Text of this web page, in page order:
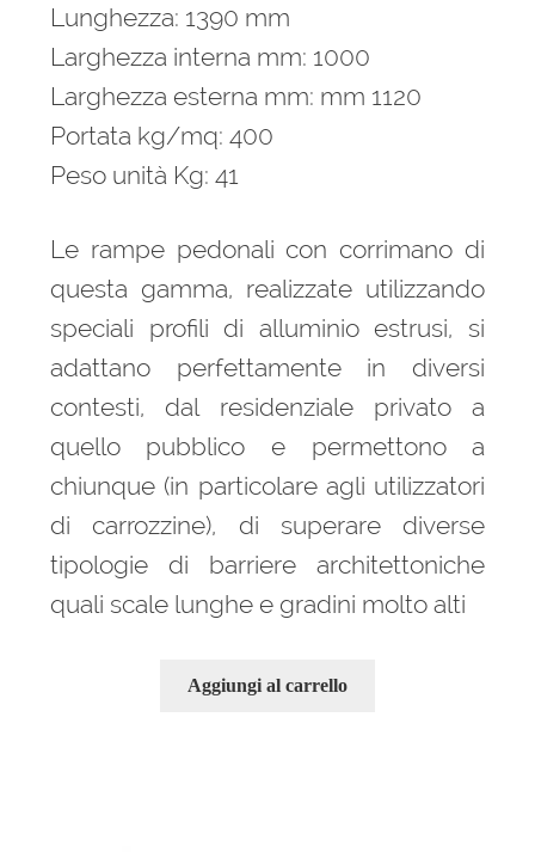
Lunghezza: 1390 mm
Larghezza interna mm: 1000
Larghezza esterna mm: mm 1120
Portata kg/mq: 400
Peso unità Kg: 41
Le rampe pedonali con corrimano di
questa gamma, realizzate utilizzando
speciali profili di alluminio estrusi, si
adattano perfettamente in diversi
contesti, dal residenziale privato a
quello pubblico e permettono a
chiunque (in particolare agli utilizzatori
di carrozzine), di superare diverse
tipologie di barriere architettoniche
quali scale lunghe e gradini molto alti
Aggiungi al carrello